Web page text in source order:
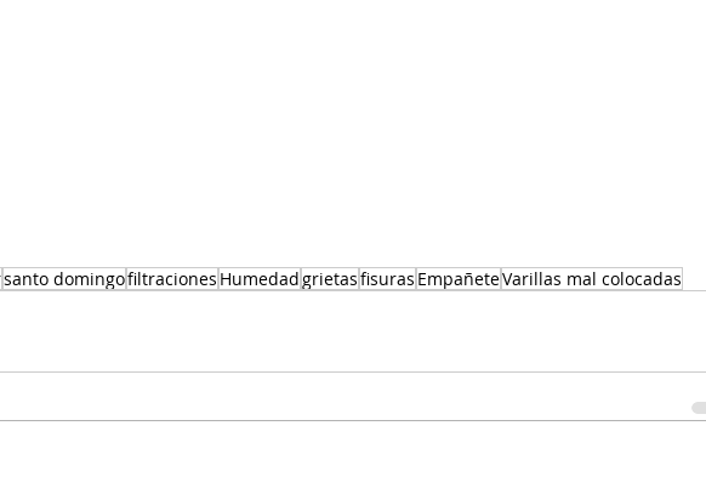
santo domingofiltraciones Humedadgrietasfisuras EmpañeteVarillas mal colocadas